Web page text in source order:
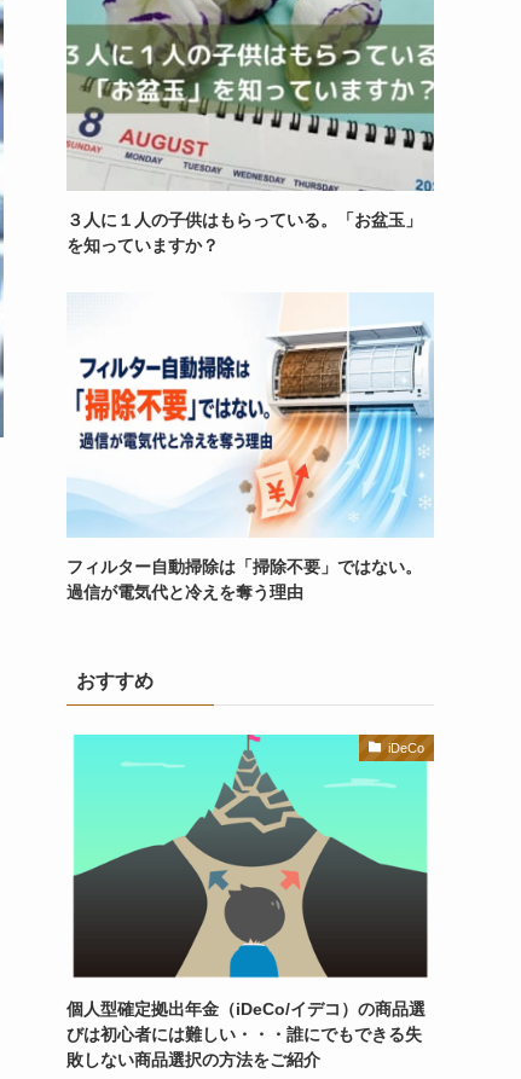
３人に１人の子供はもらっている。「お盆玉」
を知っていますか？
フィルター自動掃除は「掃除不要」ではない。
過信が電気代と冷えを奪う理由
おすすめ
iDeCo
個人型確定拠出年金（iDeCo/イデコ）の商品選
びは初心者には難しい・・・誰にでもできる失
敗しない商品選択の方法をご紹介